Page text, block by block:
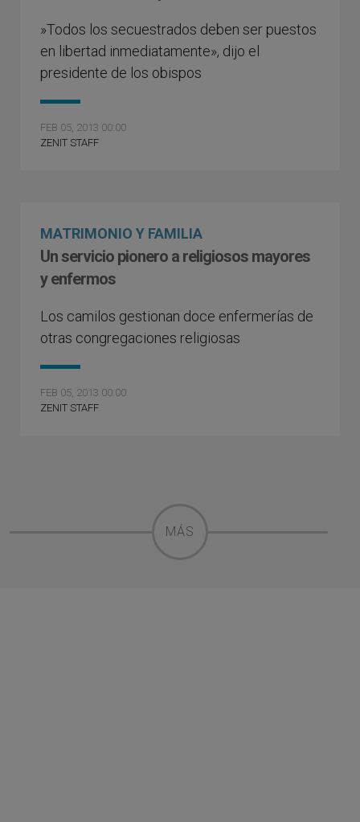
»Todos los secuestrados deben ser puestos
en libertad inmediatamente», dijo el
presidente de los obispos
FEB 05, 2013 00:00
ZENIT STAFF
MATRIMONIO Y FAMILIA
Un servicio pionero a religiosos mayores
y enfermos
Los camilos gestionan doce enfermerías de
otras congregaciones religiosas
FEB 05, 2013 00:00
ZENIT STAFF
MÁS